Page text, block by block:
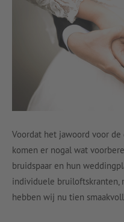
Voordat het jawoord voor
komen er nogal wat
bruidspaar en hun
individuele bruiloftskranten,
hebben wij nu tien